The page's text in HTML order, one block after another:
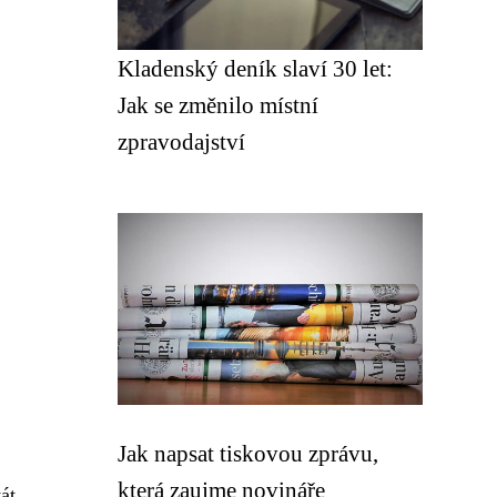
Kladenský deník slaví 30 let:
Jak se změnilo místní
zpravodajství
Jak napsat tiskovou zprávu,
která zaujme novináře